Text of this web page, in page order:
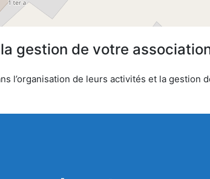
gestion de votre
l’organisation de leurs activités et la